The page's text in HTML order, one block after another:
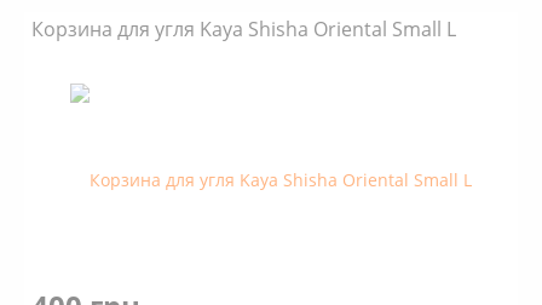
Корзина для угля Kaya Shisha Oriental Small L